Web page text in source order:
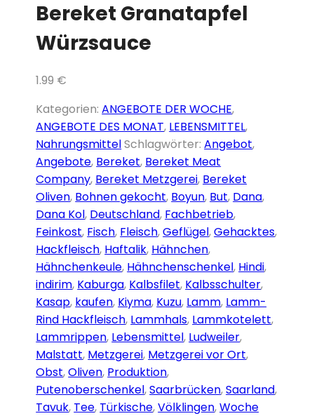
content
Bereket Granatapfel
Würzsauce
1.99 €
Bereket
Granatapfel
Würzsauce
Menge
Kategorien:ANGEBOTE DER WOCHE,
ANGEBOTE DES MONAT, LEBENSMITTEL,
NahrungsmittelSchlagwörter:Angebot,
Angebote, Bereket, Bereket Meat
Company, Bereket Metzgerei, Bereket
Oliven, Bohnen gekocht, Boyun, But, Dana,
Dana Kol, Deutschland, Fachbetrieb,
Feinkost, Fisch, Fleisch,Geflügel,Gehacktes,
Hackfleisch, Haftalik, Hähnchen,
Hähnchenkeule, Hähnchenschenkel, Hindi,
indirim, Kaburga, Kalbsfilet, Kalbsschulter,
Kasap, kaufen, Kiyma, Kuzu, Lamm, Lamm-
Rind Hackfleisch, Lammhals, Lammkotelett,
Lammrippen, Lebensmittel, Ludweiler,
Malstatt, Metzgerei, Metzgerei vor Ort,
Obst,Oliven, Produktion,
Putenoberschenkel,Saarbrücken,Saarland,
Tavuk, Tee, Türkische,Völklingen,Woche